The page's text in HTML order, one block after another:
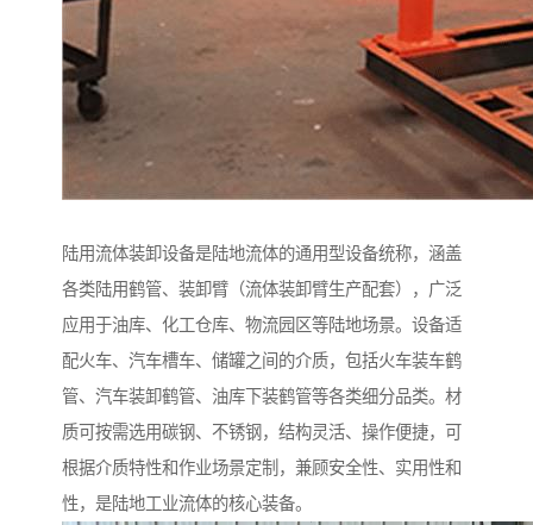
陆用流体装卸设备是陆地流体的通用型设备统称，涵盖
各类陆用鹤管、装卸臂（流体装卸臂生产配套），广泛
应用于油库、化工仓库、物流园区等陆地场景。设备适
配火车、汽车槽车、储罐之间的介质，包括火车装车鹤
管、汽车装卸鹤管、油库下装鹤管等各类细分品类。材
质可按需选用碳钢、不锈钢，结构灵活、操作便捷，可
根据介质特性和作业场景定制，兼顾安全性、实用性和
性，是陆地工业流体的核心装备。